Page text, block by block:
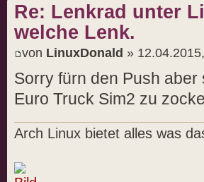
Re: Lenkrad unter
welche Lenk.
von LinuxDonald »
Sorry fürn den Push
Euro Truck Sim2 zu
Arch Linux bietet alles was